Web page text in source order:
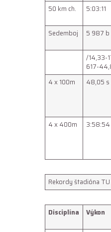
50 km ch. 5:03:11
Sedemboj 5 987 b
/14,33-
617-
4 x 100m
48,05 s
4 x 400m 3:58:54
Rekordy štadióna TU
Disciplína Výkon